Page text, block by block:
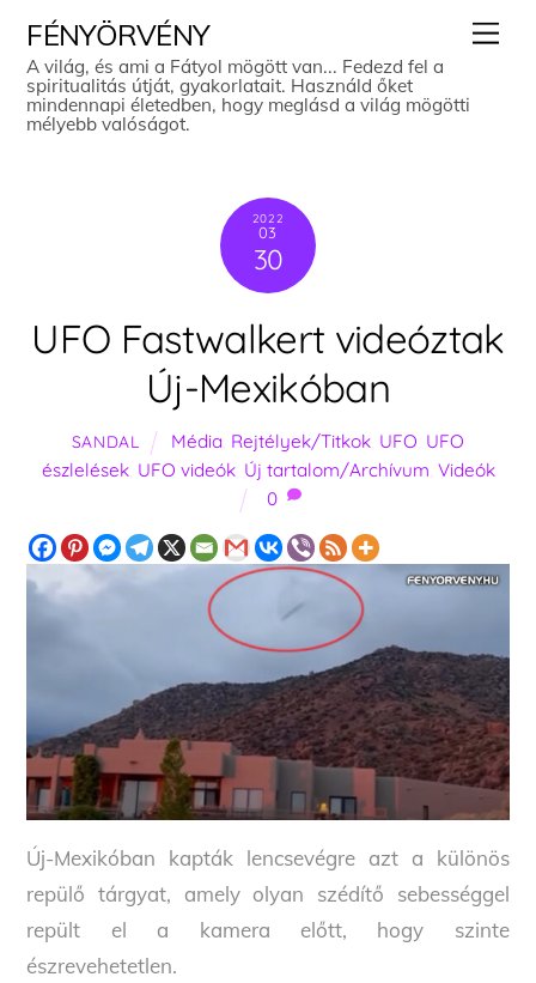
content
FÉNYÖRVÉNY
A világ, és ami a Fátyol mögött van... Fedezd fel a
spiritualitás útját, gyakorlatait. Használd őket
mindennapi életedben, hogy meglásd a világ mögötti
mélyebb valóságot.
2022
03
30
UFO Fastwalkert videóztak
Új-Mexikóban
SANDAL Média Rejtélyek/Titkok UFO UFO
észlelések, UFO videók, Új tartalom/Archívum Videók
0
Új-Mexikóban kapták lencsevégre azt a különös
repülő tárgyat, amely olyan szédítő sebességgel
repült el a kamera előtt, hogy szinte
észrevehetetlen.